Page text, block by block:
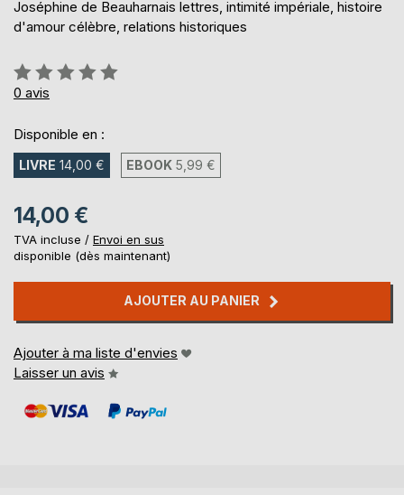
Joséphine de Beauharnais lettres, intimité impériale, histoire
d'amour célèbre, relations historiques
Évaluation:
0%
0 avis
Disponible en :
LIVRE 14,00 € EBOOK 5,99 €
14,00 €
TVA incluse / Envoi en sus
disponible (dès maintenant)
AJOUTER AU PANIER
Ajouter à ma liste d'envies
Laisser un avis